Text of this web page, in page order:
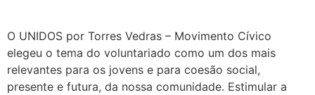
O UNIDOS por Torres Vedras – Movimento Cívico
elegeu o tema do voluntariado como um dos mais
relevantes para os jovens e para coesão social,
presente e futura, da nossa comunidade. Estimular a